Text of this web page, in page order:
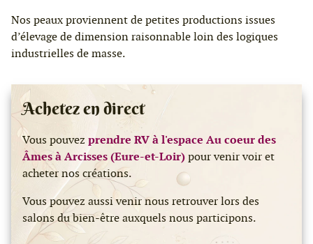
Nos peaux proviennent de petites productions issues
d’élevage de dimension raisonnable loin des logiques
industrielles de masse.
Achetez en direct
Vous pouvez prendre RV à l'espace Au coeur des
Âmes à Arcisses (Eure-et-Loir)pour venir voir et
acheter nos créations.
Vous pouvez aussi venir nous retrouver lors des
salons du bien-être auxquels nous participons.